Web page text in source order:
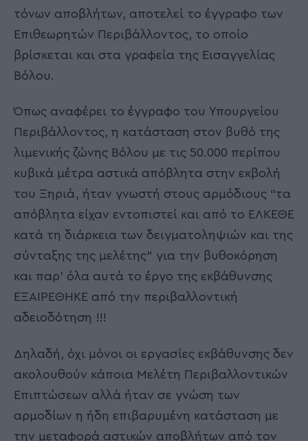
τόνων αποβλήτων, αποτελεί το έγγραφο των
Επιθεωρητών Περιβάλλοντος, το οποίο
βρίσκεται και στα γραφεία της Εισαγγελίας
Βόλου.
Όπως αναφέρει το έγγραφο του Υπουργείου
Περιβάλλοντος, η κατάσταση στον βυθό της
λιμενικής ζώνης Βόλου με τις 50.000 περίπου
κυβικά μέτρα αστικά απόβλητα στην εκβολή
του Ξηριά, ήταν γνωστή στους αρμόδιους “τα
απόβλητα είχαν εντοπιστεί και από το ΕΛΚΕΘΕ
κατά τη διάρκεια των δειγματοληψιών και της
σύνταξης της μελέτης” για την βυθοκόρηση
και παρ’ όλα αυτά το έργο της εκβάθυνσης
ΕΞΑΙΡΕΘΗΚΕ από την περιβαλλοντική
αδειοδότηση !!!
Δηλαδή, όχι μόνοι οι εργασίες εκβάθυνσης δεν
ακολουθούν κάποια Μελέτη Περιβαλλοντικών
Επιπτώσεων αλλά ήταν σε γνώση των
αρμοδίων η ήδη επιβαρυμένη κατάσταση με
την μεταφορά αστικών αποβλήτων από τον